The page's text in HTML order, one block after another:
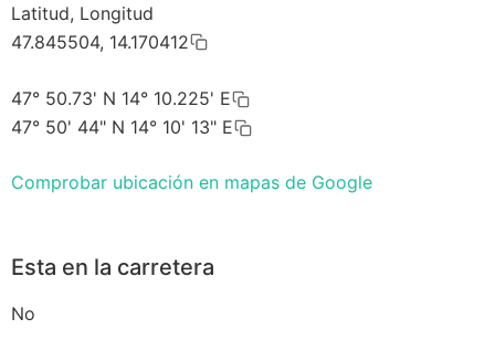
Latitud, Longitud
47.845504, 14.170412
47° 50.73' N 14° 10.225' E
47° 50' 44" N 14° 10' 13" E
Comprobar ubicación en mapas de Google
Esta en la carretera
No